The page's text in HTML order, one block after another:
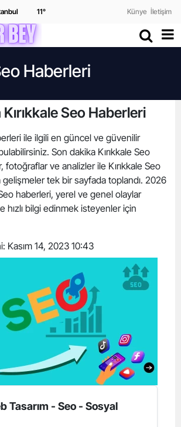
11° Künye İletişim
Haberleri
Seo Haberleri
ile ilgili en güncel ve güvenilir
Son dakika Kırıkkale Seo
fotoğraflar ve analizler ile Kırıkkale Seo
tek bir sayfada toplandı. 2026
haberleri, yerel ve genel olaylar
hızlı bilgi edinmek isteyenler için
Kasım 14, 2023 10:43
Tasarım - Seo - Sosyal